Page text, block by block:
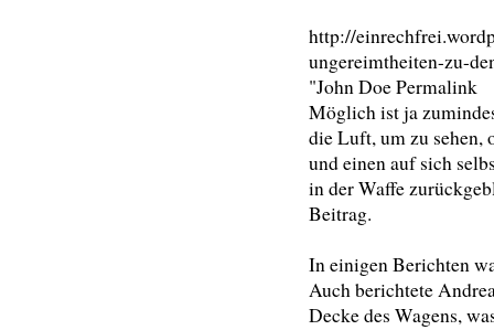
http://
ungereimtheiten-zu-
"John Doe Permalink
Möglich ist ja
die Luft, um zu sehen,
und einen auf sich
in der Waffe
Beitrag.
In einigen Berichten
Auch berichtete
Decke des Wagens,